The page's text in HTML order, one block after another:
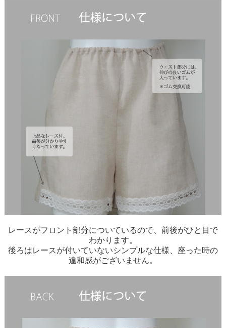
レースがフロント部分についているので、前後がひと目で
わかります。
後ろはレースが付いていないシンプルな仕様、座った時の
違和感がございません。